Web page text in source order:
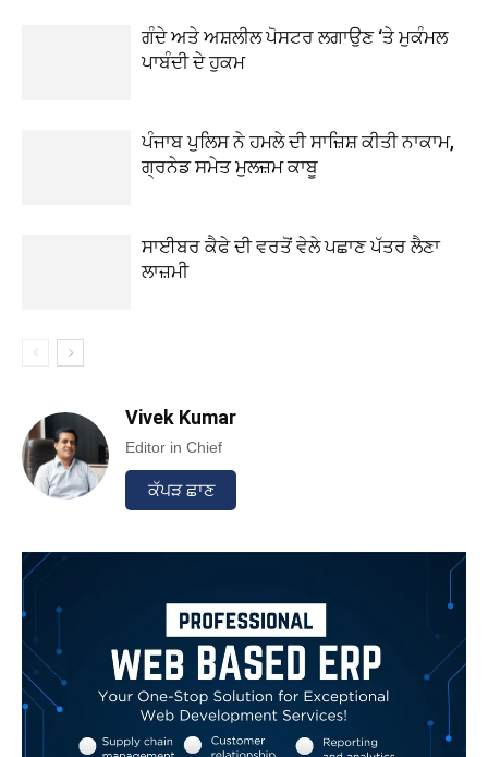
ਗੰਦੇ ਅਤੇ ਅਸ਼ਲੀਲ ਪੋਸਟਰ ਲਗਾਉਣ ‘ਤੇ ਮੁਕੰਮਲ
ਪਾਬੰਦੀ ਦੇ ਹੁਕਮ
ਪੰਜਾਬ ਪੁਲਿਸ ਨੇ ਹਮਲੇ ਦੀ ਸਾਜ਼ਿਸ਼ ਕੀਤੀ ਨਾਕਾਮ,
ਗ੍ਰਨੇਡ ਸਮੇਤ ਮੁਲਜ਼ਮ ਕਾਬੂ
ਸਾਈਬਰ ਕੈਫੇ ਦੀ ਵਰਤੋਂ ਵੇਲੇ ਪਛਾਣ ਪੱਤਰ ਲੈਣਾ
ਲਾਜ਼ਮੀ
Vivek Kumar
Editor in Chief
ਕੱਪੜ ਛਾਣ